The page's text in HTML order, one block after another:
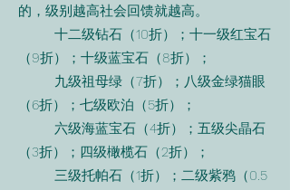
的，级别越高社会回馈就越高。
十二级钻石（10折）；十一级红宝石
（9折）；十级蓝宝石（8折）；
九级祖母绿（7折）；八级金绿猫眼
（6折）；七级欧泊（5折）；
六级海蓝宝石（4折）；五级尖晶石
（3折）；四级橄榄石（2折）；
三级托帕石（1折）；二级紫鸦（0.5